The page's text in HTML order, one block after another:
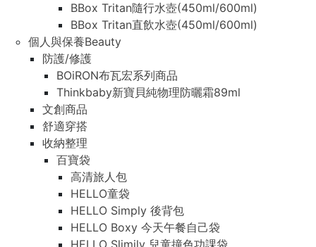
BBox Tritan隨行水壺(450ml/600ml)
BBox Tritan直飲水壺(450ml/600ml)
個人與保養Beauty
防護/修護
BOiRON布瓦宏系列商品
Thinkbaby新寶貝純物理防曬霜89ml
文創商品
舒適穿搭
收納整理
百寶袋
高清旅人包
HELLO童袋
HELLO Simply 後背包
HELLO Boxy 今天午餐自己袋
HELLO Slimily 兒童撞色功課袋